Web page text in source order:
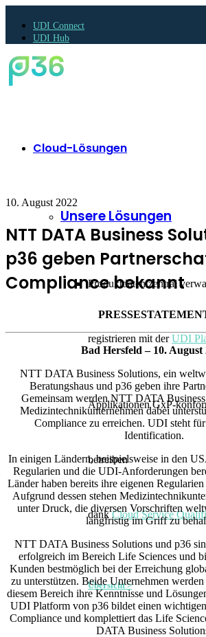
UDI Connect
UDI Hub
Cloud-Lösungen
Unsere Lösungen
Produktdaten zentral
registrieren mit derUDI
Applikationen GxP-
betreiben
dankCloud Service
Übersicht >
10. August 2022
NTT DATA Business
p36 geben
Compliance bekannt
Bad Hersfeld – 10. August
NTT DATA Business Solutions, ein
Beratungshaus und p36 geben ihre
Gemeinsam werden NTT DATA
Medizintechnikunternehmen dabei
Compliance zu erreichen. UDI steht
Identification.
In einigen Ländern, beispielsweise in den
Regularien und die UDI-Anforderungen
Länder haben bereits ihre eigenen
Aufgrund dessen stehen
unter Druck, die diversen Vorschriften
langfristig im Griff zu
NTT DATA Business Solutions und p36
erfolgreich im Bereich Life Sciences und
Kunden bestmöglich bei der Erreichung
zu unterstützen. Beide Unternehmen
diesem Bereich ihre Kenntnisse und
UDI Platform von p36 bildet einen
Compliance und komplettiert das Life
DATA Business